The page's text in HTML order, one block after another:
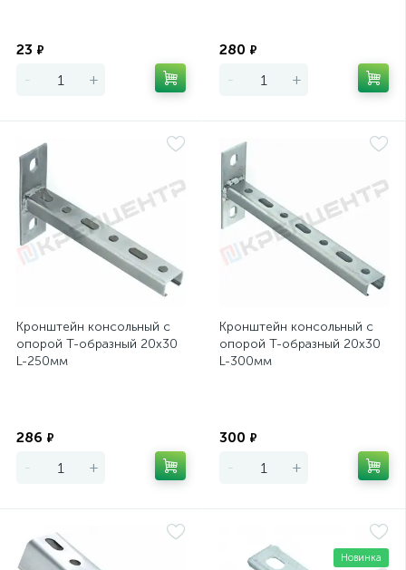
23 ₽
- +
280 ₽
- +
Кронштейн консольный с
опорой Т-образный 20х30
L-250мм
286 ₽
- +
Кронштейн консольный с
опорой Т-образный 20х30
L-300мм
300 ₽
- +
Новинка